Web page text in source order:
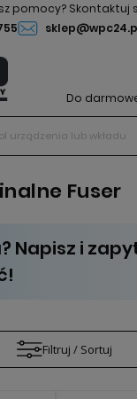
pomocy? Skontaktuj
Do
Fuser
Napisz i
Filtruj / Sortuj